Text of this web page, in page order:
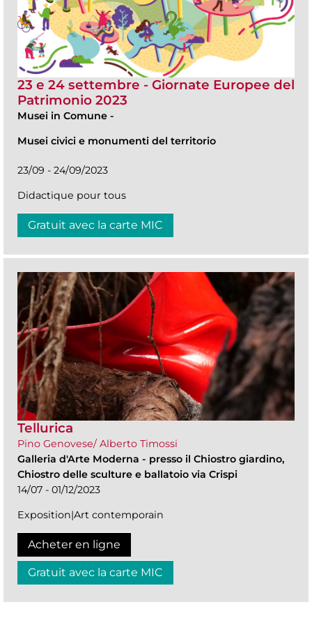
23 e 24 settembre - Giornate Europee del
Patrimonio 2023
Musei in Comune -
Musei civici e monumenti del territorio
23/09 - 24/09/2023
Didactique pour tous
Gratuit avec la carte MIC
Tellurica
Pino Genovese/ Alberto Timossi
Galleria d'Arte Moderna - presso il Chiostro giardino,
Chiostro delle sculture e ballatoio via Crispi
14/07 - 01/12/2023
Exposition|Art contemporain
Acheter en ligne
Gratuit avec la carte MIC